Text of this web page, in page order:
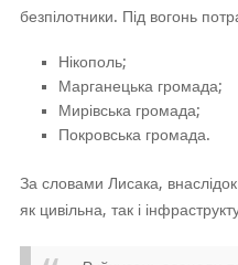
безпілотники. Під вогонь
Нікополь;
Марганецька громада;
Мирівська громада;
Покровська громада.
За словами Лисака,
як цивільна, так і